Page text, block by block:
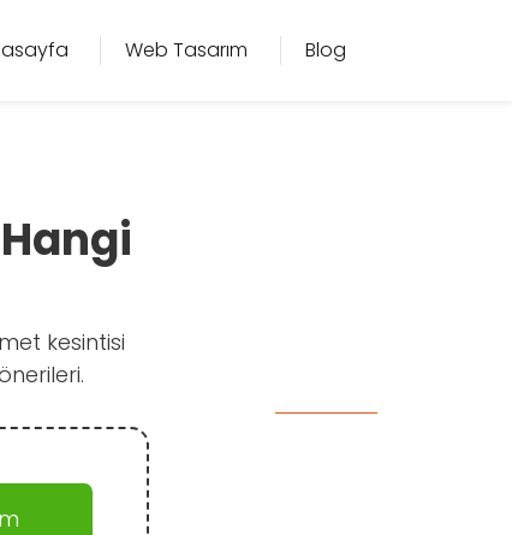
Web Tasarım Blog
kesintisi